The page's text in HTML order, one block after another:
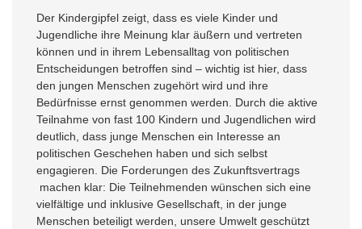
Der Kindergipfel zeigt, dass es viele Kinder und
Jugendliche ihre Meinung klar äußern und vertreten
können und in ihrem Lebensalltag von politischen
Entscheidungen betroffen sind – wichtig ist hier, dass
den jungen Menschen zugehört wird und ihre
Bedürfnisse ernst genommen werden. Durch die aktive
Teilnahme von fast 100 Kindern und Jugendlichen wird
deutlich, dass junge Menschen ein Interesse an
politischen Geschehen haben und sich selbst
engagieren. Die Forderungen des Zukunftsvertrags
machen klar: Die Teilnehmenden wünschen sich eine
vielfältige und inklusive Gesellschaft, in der junge
Menschen beteiligt werden, unsere Umwelt geschützt